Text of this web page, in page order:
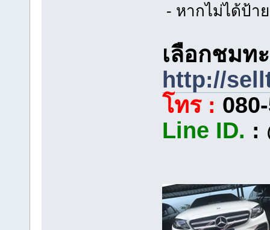
- หากไม่ได้ป้า
เลือกชมท
http://
โทร :
Line ID. :